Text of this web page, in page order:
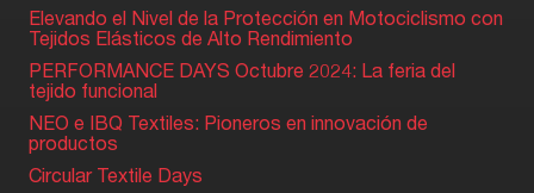
Elevando el Nivel de la Protección en Motociclismo con
Tejidos Elásticos de Alto Rendimiento
PERFORMANCE DAYS Octubre 2024: La feria del
tejido funcional
NEO e IBQ Textiles: Pioneros en innovación de
productos
Circular Textile Days